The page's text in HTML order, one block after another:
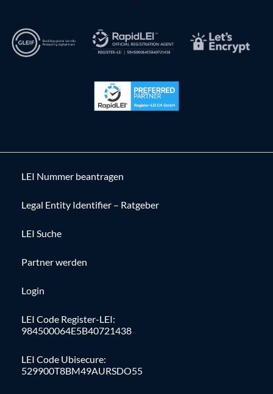
LEI Nummer beantragen
Legal Entity Identifier – Ratgeber
LEI Suche
Partner werden
Login
LEI Code Register-LEI:
984500064E5B40721438
LEI Code Ubisecure:
529900T8BM49AURSDO55